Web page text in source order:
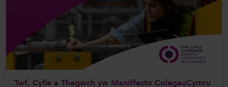
Twf, Cyfle a Thegwch yw Maniffesto ColegauCymru